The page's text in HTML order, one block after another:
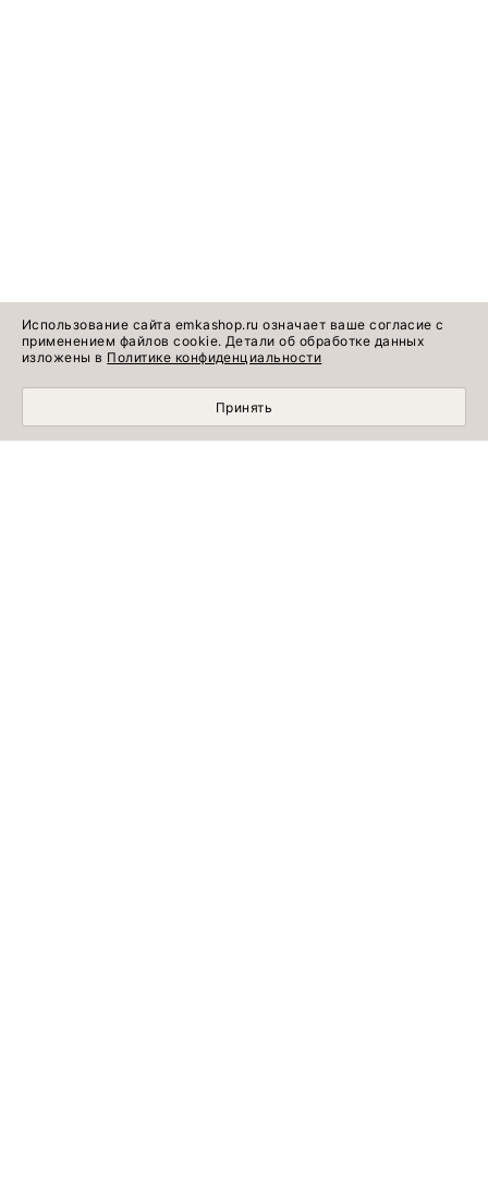
Использование сайта emkashop.ru означает ваше согласие с
применением файлов cookie. Детали об обработке данных
изложены в Политике конфиденциальности
Принять